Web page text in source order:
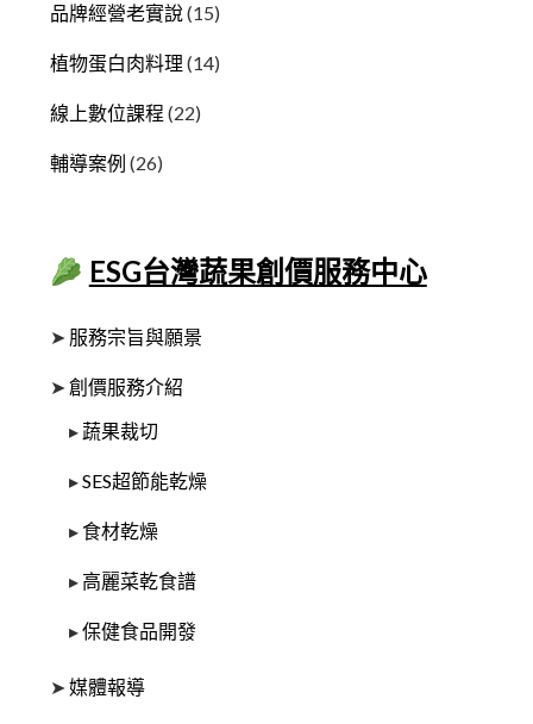
品牌經營老實說(15)
植物蛋白肉料理 (14)
線上數位課程 (22)
輔導案例 (26)
ESG台灣蔬果創價服務中心
➤ 服務宗旨與願景
➤創價服務介紹
▸ 蔬果裁切
▸SES超節能乾燥
▸ 食材乾燥
▸ 高麗菜乾食譜
▸保健食品開發
➤媒體報導